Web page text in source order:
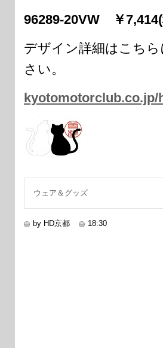
96289-20VW ￥
デザイン詳細はこち
さい。
kyotomotorclub.co.jp/
ウェア＆グッズ
by HD京都 18:30